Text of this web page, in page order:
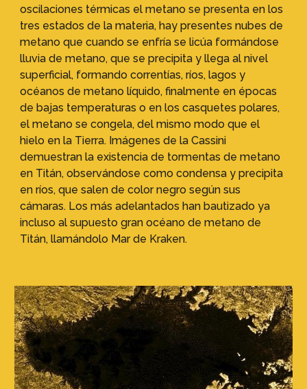
oscilaciones térmicas el metano se presenta en los
tres estados de la materia, hay presentes nubes de
metano que cuando se enfría se licúa formándose
lluvia de metano, que se precipita y llega al nivel
superficial, formando correntías, ríos, lagos y
océanos de metano líquido, finalmente en épocas
de bajas temperaturas o en los casquetes polares,
el metano se congela, del mismo modo que el
hielo en la Tierra. Imágenes de la Cassini
demuestran la existencia de tormentas de metano
en Titán, observándose como condensa y precipita
en ríos, que salen de color negro según sus
cámaras. Los más adelantados han bautizado ya
incluso al supuesto gran océano de metano de
Titán, llamándolo Mar de Kraken.